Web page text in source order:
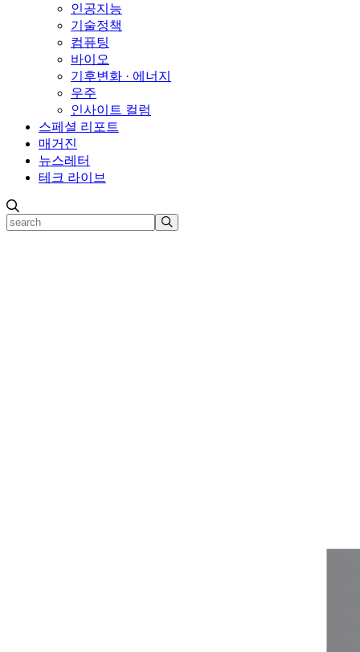
인공지능
기술정책
컴퓨팅
바이오
기후변화 · 에너지
우주
인사이트 컬럼
스페셜 리포트
매거진
뉴스레터
테크 라이브